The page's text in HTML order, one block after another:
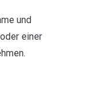
und
einer